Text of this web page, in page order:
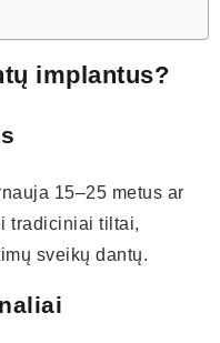
implantus?
15–25 metus ar
tradiciniai tiltai,
sveikų dantų.